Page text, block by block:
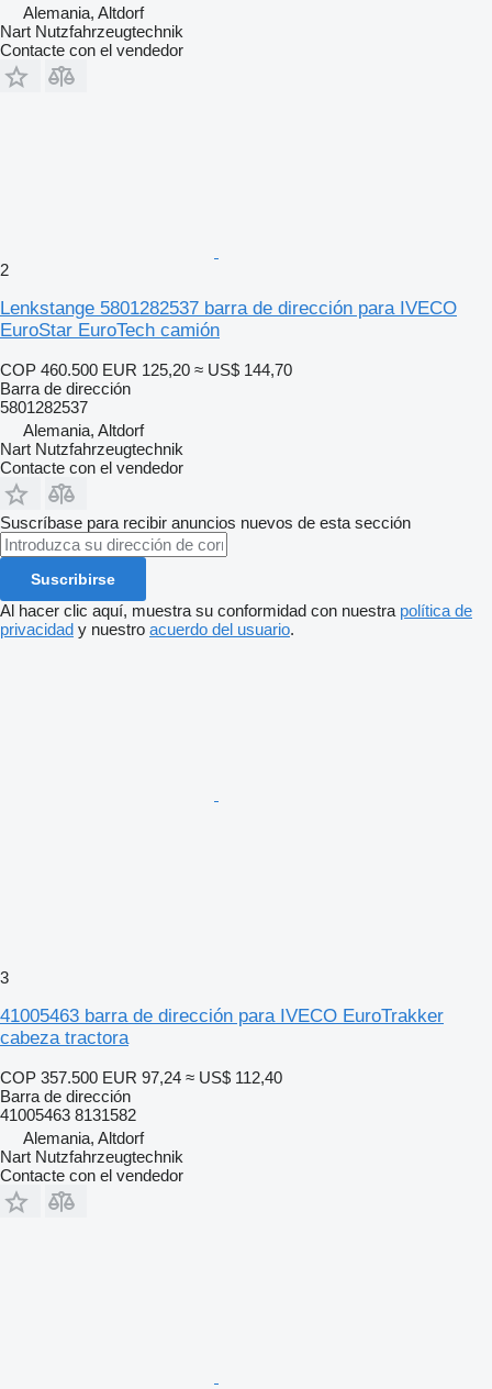
Alemania, Altdorf
Nart Nutzfahrzeugtechnik
Contacte con el vendedor
2
Lenkstange 5801282537 barra de dirección para IVECO
EuroStar EuroTech camión
COP 460.500 EUR 125,20 ≈ US$ 144,70
Barra de dirección
5801282537
Alemania, Altdorf
Nart Nutzfahrzeugtechnik
Contacte con el vendedor
Suscríbase para recibir anuncios nuevos de esta sección
Suscribirse
Al hacer clic aquí, muestra su conformidad con nuestra política de
privacidad y nuestro acuerdo del usuario.
3
41005463 barra de dirección para IVECO EuroTrakker
cabeza tractora
COP 357.500 EUR 97,24 ≈ US$ 112,40
Barra de dirección
41005463 8131582
Alemania, Altdorf
Nart Nutzfahrzeugtechnik
Contacte con el vendedor